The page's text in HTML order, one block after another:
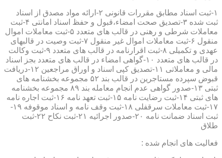
۱-ثبت اسناد مطابق مقررات قانونی ۲-ارائه مواد مصدق از اسناد
ثبت شده ۳-تصدیق صحت امضاء،قبول و حفظ اسناد امانتی ۴-ثبت
معاملات شرطی و رهنی در قالب های متعدد ۵-ثبت معاملات اموال
منقول ۶-ثبت معاملات اموال غیر منقول ۷-ثبت وصیت در قالبهای
عهدی و تکمیلی ۸-ثبت اقرارنامه در قالب های متعدد ۹-ثبت وکالت
در قالب های متعدد ۱۰-گواهی امضاء در قالب های متعدد بجز اسناد
مالی و معاملاتی ۱۱-تصدیق کپی اسناد و اوراق مراجعین ۱۲-دریافت
قبوض سپرده مستاجرین در قالب بند ۵۲ مجموعه بخشنامه های
ثبتی ۱۳-صدور گواهی عدم انجام معامله بند ۸۹ مجموعه بخشنامه
های ثبتی ۱۴-ثبت رضایت نامه ۱۵-ثبت تعهد نامه ۱۶-ثبت اجاره نامه
۱۷-ثبت معاملات سرقفلی ۱۸-ثبت وقف نامه و اسناد موقوفه ۱۹-
ثبت اسناد ضمانت نامه ۲۰-صدور اجرائیه ۲۱-ثبت نکاح ۲۲-ثبت
طلاق
فعالیت های انجام شده :